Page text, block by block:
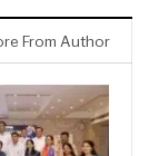
From Author